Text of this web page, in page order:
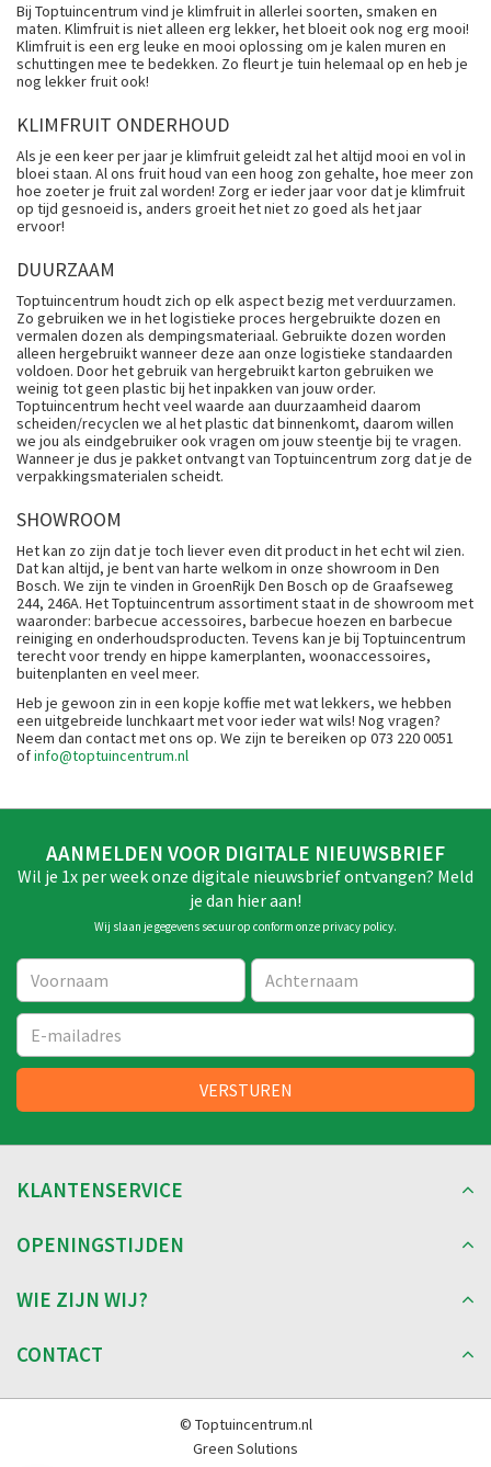
Bij Toptuincentrum vind je klimfruit in allerlei soorten, smaken en
maten. Klimfruit is niet alleen erg lekker, het bloeit ook nog erg mooi!
Klimfruit is een erg leuke en mooi oplossing om je kalen muren en
schuttingen mee te bedekken. Zo fleurt je tuin helemaal op en heb je
nog lekker fruit ook!
KLIMFRUIT ONDERHOUD
Als je een keer per jaar je klimfruit geleidt zal het altijd mooi en vol in
bloei staan. Al ons fruit houd van een hoog zon gehalte, hoe meer zon
hoe zoeter je fruit zal worden! Zorg er ieder jaar voor dat je klimfruit
op tijd gesnoeid is, anders groeit het niet zo goed als het jaar
ervoor!
DUURZAAM
Toptuincentrum houdt zich op elk aspect bezig met verduurzamen.
Zo gebruiken we in het logistieke proces hergebruikte dozen en
vermalen dozen als dempingsmateriaal. Gebruikte dozen worden
alleen hergebruikt wanneer deze aan onze logistieke standaarden
voldoen. Door het gebruik van hergebruikt karton gebruiken we
weinig tot geen plastic bij het inpakken van jouw order.
Toptuincentrum hecht veel waarde aan duurzaamheid daarom
scheiden/recyclen we al het plastic dat binnenkomt, daarom willen
we jou als eindgebruiker ook vragen om jouw steentje bij te vragen.
Wanneer je dus je pakket ontvangt van Toptuincentrum zorg dat je de
verpakkingsmaterialen scheidt.
SHOWROOM
Het kan zo zijn dat je toch liever even dit product in het echt wil zien.
Dat kan altijd, je bent van harte welkom in onze showroom in Den
Bosch. We zijn te vinden in GroenRijk Den Bosch op de Graafseweg
244, 246A. Het Toptuincentrum assortiment staat in de showroom met
waaronder: barbecue accessoires, barbecue hoezen en barbecue
reiniging en onderhoudsproducten. Tevens kan je bij Toptuincentrum
terecht voor trendy en hippe kamerplanten, woonaccessoires,
buitenplanten en veel meer.
Heb je gewoon zin in een kopje koffie met wat lekkers, we hebben
een uitgebreide lunchkaart met voor ieder wat wils! Nog vragen?
Neem dan contact met ons op. We zijn te bereiken op 073 220 0051
ofinfo@toptuincentrum.nl
AANMELDEN VOOR DIGITALE NIEUWSBRIEF
Wil je 1x per week onze digitale nieuwsbrief ontvangen? Meld
je dan hier aan!
Wij slaan je gegevens secuur op conform onze privacy policy.
KLANTENSERVICE
OPENINGSTIJDEN
WIE ZIJN WIJ?
CONTACT
© Toptuincentrum.nl
Green Solutions